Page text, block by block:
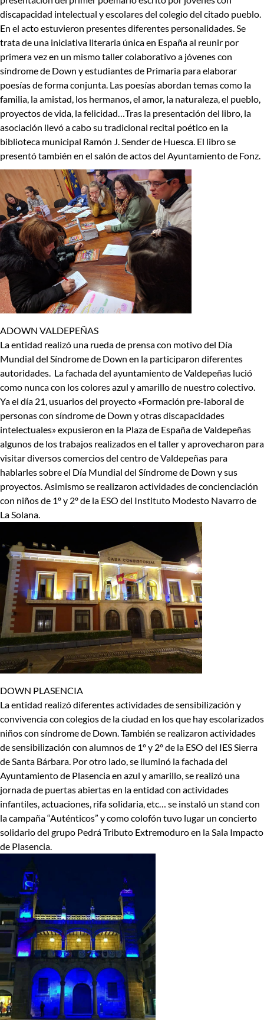
discapacidad intelectual y escolares del colegio del citado pueblo.
En el acto estuvieron presentes diferentes personalidades. Se
trata de una iniciativa literaria única en España al reunir por
primera vez en un mismo taller colaborativo a jóvenes con
síndrome de Down y estudiantes de Primaria para elaborar
poesías de forma conjunta. Las poesías abordan temas como la
familia, la amistad, los hermanos, el amor, la naturaleza, el pueblo,
proyectos de vida, la felicidad…Tras la presentación del libro, la
asociación llevó a cabo su tradicional recital poético en la
biblioteca municipal Ramón J. Sender de Huesca. El libro se
presentó también en el salón de actos del Ayuntamiento de Fonz.
ADOWN VALDEPEÑAS
La entidad realizó una rueda de prensa con motivo del Día
Mundial del Síndrome de Down en la participaron diferentes
autoridades. La fachada del ayuntamiento de Valdepeñas lució
como nunca con los colores azul y amarillo de nuestro colectivo.
Ya el día 21, usuarios del proyecto «Formación pre-laboral de
personas con síndrome de Down y otras discapacidades
intelectuales» expusieron en la Plaza de España de Valdepeñas
algunos de los trabajos realizados en el taller y aprovecharon para
visitar diversos comercios del centro de Valdepeñas para
hablarles sobre el Día Mundial del Síndrome de Down y sus
proyectos. Asimismo se realizaron actividades de concienciación
con niños de 1º y 2º de la ESO del Instituto Modesto Navarro de
La Solana.
DOWN PLASENCIA
La entidad realizó diferentes actividades de sensibilización y
convivencia con colegios de la ciudad en los que hay escolarizados
niños con síndrome de Down. También se realizaron actividades
de sensibilización con alumnos de 1º y 2º de la ESO del IES Sierra
de Santa Bárbara. Por otro lado, se iluminó la fachada del
Ayuntamiento de Plasencia en azul y amarillo, se realizó una
jornada de puertas abiertas en la entidad con actividades
infantiles, actuaciones, rifa solidaria, etc… se instaló un stand con
la campaña “Auténticos” y como colofón tuvo lugar un concierto
solidario del grupo Pedrá Tributo Extremoduro en la Sala Impacto
de Plasencia.